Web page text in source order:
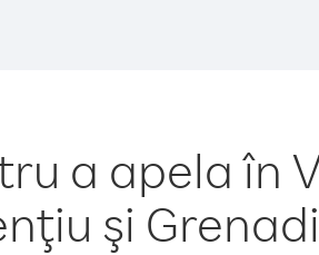
a apela în
şi